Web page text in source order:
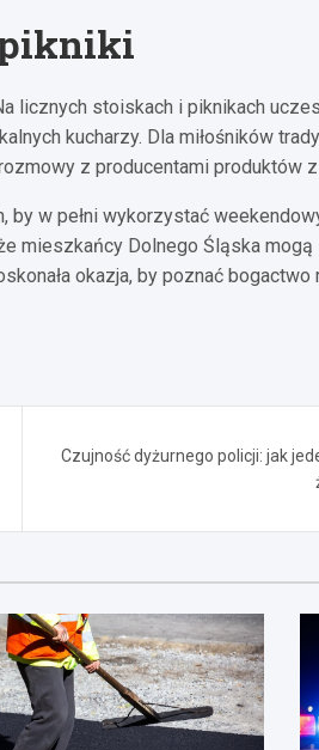
pikniki
licznych stoiskach i piknikach
kucharzy. Dla miłośników
z producentami produktów
by w pełni wykorzystać
mieszkańcy Dolnego Śląska
okazja, by poznać
Czujność dyżurnego policji: jak